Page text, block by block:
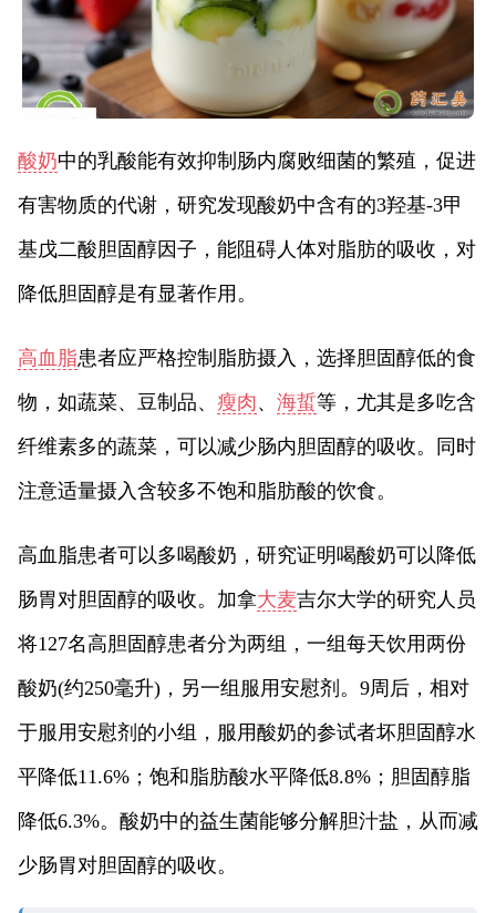
酸奶中的乳酸能有效抑制肠内腐败细菌的繁殖，促进
有害物质的代谢，研究发现酸奶中含有的3羟基-3甲
基戊二酸胆固醇因子，能阻碍人体对脂肪的吸收，对
降低胆固醇是有显著作用。
高血脂患者应严格控制脂肪摄入，选择胆固醇低的食
物，如蔬菜、豆制品、 瘦肉、 海蜇等，尤其是多吃含
纤维素多的蔬菜，可以减少肠内胆固醇的吸收。同时
注意适量摄入含较多不饱和脂肪酸的饮食。
高血脂患者可以多喝酸奶，研究证明喝酸奶可以降低
肠胃对胆固醇的吸收。加拿大麦吉尔大学的研究人员
将127名高胆固醇患者分为两组，一组每天饮用两份
酸奶(约250毫升)，另一组服用安慰剂。9周后，相对
于服用安慰剂的小组，服用酸奶的参试者坏胆固醇水
平降低11.6%；饱和脂肪酸水平降低8.8%；胆固醇脂
降低6.3%。酸奶中的益生菌能够分解胆汁盐，从而减
少肠胃对胆固醇的吸收。